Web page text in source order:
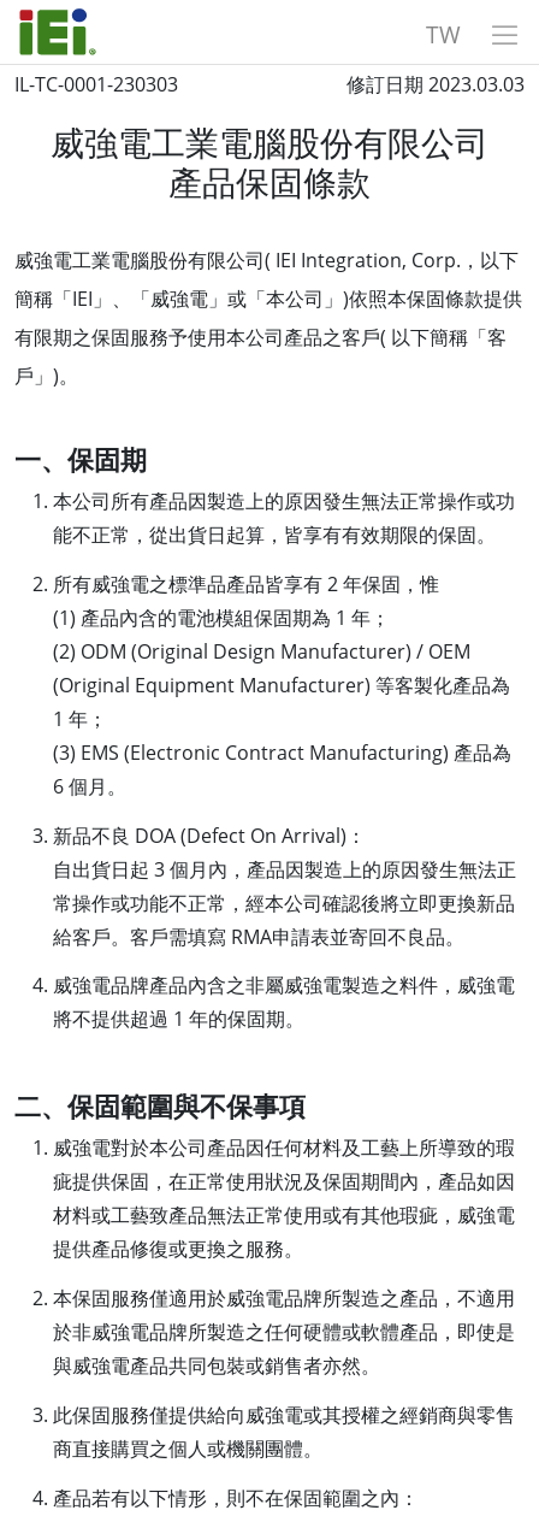
TW
IL-TC-0001-230303 修訂日期 2023.03.03
威強電工業電腦股份有限公司
產品保固條款
威強電工業電腦股份有限公司( IEI Integration, Corp.，以下
簡稱「IEI」、「威強電」或「本公司」)依照本保固條款提供
有限期之保固服務予使用本公司產品之客戶( 以下簡稱「客
戶」)。
一、保固期
本公司所有產品因製造上的原因發生無法正常操作或功
能不正常，從出貨日起算，皆享有有效期限的保固。
所有威強電之標準品產品皆享有 2 年保固，惟
(1) 產品內含的電池模組保固期為 1 年；
(2) ODM (Original Design Manufacturer) / OEM
(Original Equipment Manufacturer) 等客製化產品為
1 年；
(3) EMS (Electronic Contract Manufacturing) 產品為
6 個月。
新品不良 DOA (Defect On Arrival)：
自出貨日起 3 個月內，產品因製造上的原因發生無法正
常操作或功能不正常，經本公司確認後將立即更換新品
給客戶。客戶需填寫 RMA申請表並寄回不良品。
威強電品牌產品內含之非屬威強電製造之料件，威強電
將不提供超過 1 年的保固期。
二、保固範圍與不保事項
威強電對於本公司產品因任何材料及工藝上所導致的瑕
疵提供保固，在正常使用狀況及保固期間內，產品如因
材料或工藝致產品無法正常使用或有其他瑕疵，威強電
提供產品修復或更換之服務。
本保固服務僅適用於威強電品牌所製造之產品，不適用
於非威強電品牌所製造之任何硬體或軟體產品，即使是
與威強電產品共同包裝或銷售者亦然。
此保固服務僅提供給向威強電或其授權之經銷商與零售
商直接購買之個人或機關團體。
產品若有以下情形，則不在保固範圍之內：